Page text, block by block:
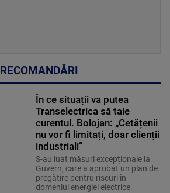
RECOMANDĂRI
În ce situații va putea
Transelectrica să taie
curentul. Bolojan: „Cetățenii
nu vor fi limitați, doar clienții
industriali”
S-au luat măsuri excepționale la
Guvern, care a aprobat un plan de
pregătire pentru riscuri în
domeniul energiei electrice.